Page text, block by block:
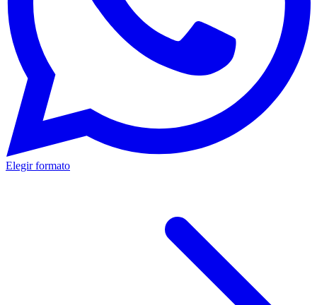
Elegir formato